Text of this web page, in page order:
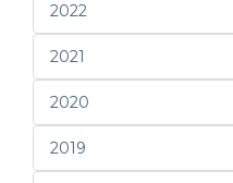
2022
2021
2020
2019